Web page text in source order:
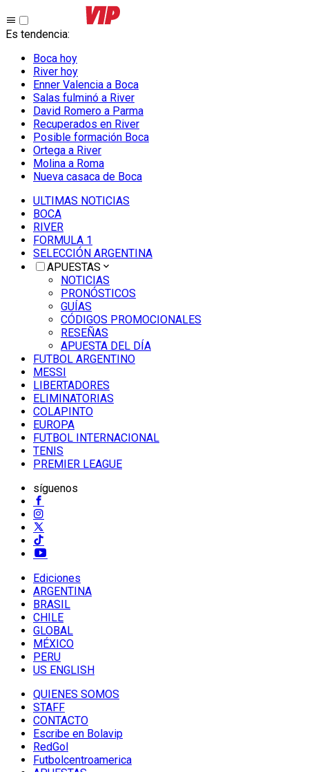
Es tendencia:
Boca hoy
River hoy
Enner Valencia a Boca
Salas fulminó a River
David Romero a Parma
Recuperados en River
Posible formación Boca
Ortega a River
Molina a Roma
Nueva casaca de Boca
ULTIMAS NOTICIAS
BOCA
RIVER
FORMULA 1
SELECCIÓN ARGENTINA
APUESTAS
NOTICIAS
PRONÓSTICOS
GUÍAS
CÓDIGOS PROMOCIONALES
RESEÑAS
APUESTA DEL DÍA
FUTBOL ARGENTINO
MESSI
LIBERTADORES
ELIMINATORIAS
COLAPINTO
EUROPA
FUTBOL INTERNACIONAL
TENIS
PREMIER LEAGUE
síguenos
Ediciones
ARGENTINA
BRASIL
CHILE
GLOBAL
MÉXICO
PERU
US ENGLISH
QUIENES SOMOS
STAFF
CONTACTO
Escribe en Bolavip
RedGol
Futbolcentroamerica